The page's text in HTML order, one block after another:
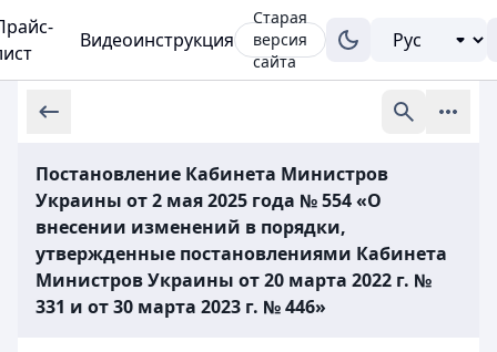
Видеоинструкция
Старая
версия
сайта
Постановление Кабинета Министров
Украины от 2 мая 2025 года № 554 «О
внесении изменений в порядки,
утвержденные постановлениями Кабинета
Министров Украины от 20 марта 2022 г. №
331 и от 30 марта 2023 г. № 446»